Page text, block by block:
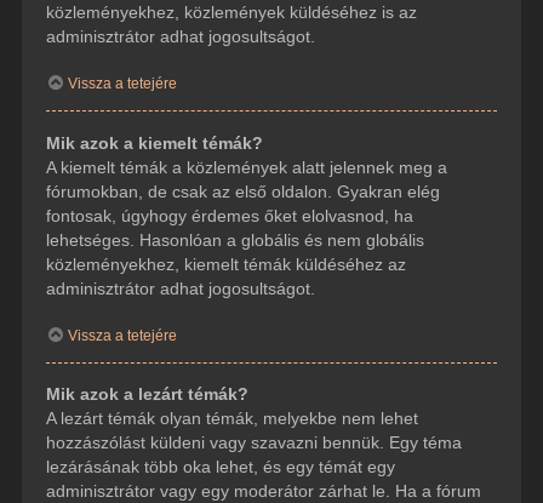
közleményekhez, közlemények küldéséhez is az
adminisztrátor adhat jogosultságot.
Vissza a tetejére
Mik azok a kiemelt témák?
A kiemelt témák a közlemények alatt jelennek meg a
fórumokban, de csak az első oldalon. Gyakran elég
fontosak, úgyhogy érdemes őket elolvasnod, ha
lehetséges. Hasonlóan a globális és nem globális
közleményekhez, kiemelt témák küldéséhez az
adminisztrátor adhat jogosultságot.
Vissza a tetejére
Mik azok a lezárt témák?
A lezárt témák olyan témák, melyekbe nem lehet
hozzászólást küldeni vagy szavazni bennük. Egy téma
lezárásának több oka lehet, és egy témát egy
adminisztrátor vagy egy moderátor zárhat le. Ha a fórum